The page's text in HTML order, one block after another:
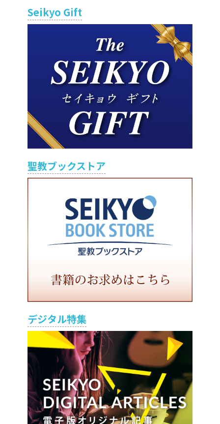
Seikyo Gift
聖教ブックストア
デジタル特集